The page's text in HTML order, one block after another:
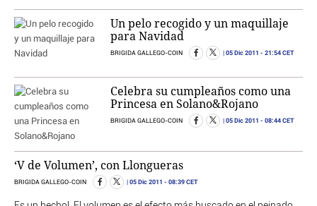
Un pelo recogido y un maquillaje
para Navidad
BRIGIDA GALLEGO-COIN 05 Dic 2011 - 21:54 CET
Celebra su cumpleaños como una
Princesa en Solano&Rojano
BRIGIDA GALLEGO-COIN 05 Dic 2011 - 08:44 CET
‘V de Volumen’, con Llongueras
BRIGIDA GALLEGO-COIN 05 Dic 2011 - 08:39 CET